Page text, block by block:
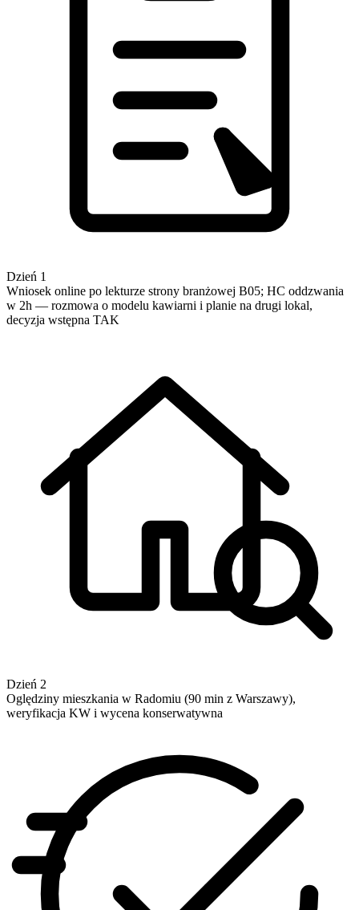
Dzień 1
Wniosek online po lekturze strony branżowej B05; HC oddzwania
w 2h — rozmowa o modelu kawiarni i planie na drugi lokal,
decyzja wstępna TAK
Dzień 2
Oględziny mieszkania w Radomiu (90 min z Warszawy),
weryfikacja KW i wycena konserwatywna